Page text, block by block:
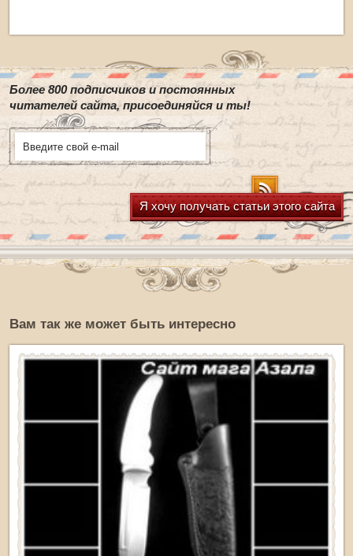
Более 800 подписчиков и постоянных
читателей сайта, присоединяйся и ты!
Я хочу получать статьи этого сайта
Вам так же может быть интересно